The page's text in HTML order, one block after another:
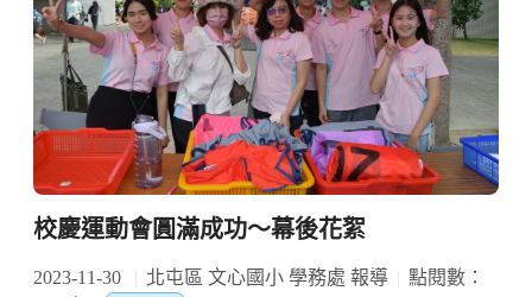
校慶運動會圓滿成功～幕後花絮
2023-11-30 北屯區 文心國小 學務處 報導
點閱數：